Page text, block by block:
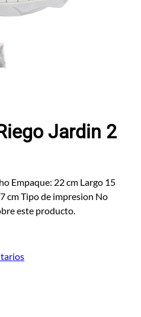
Jardin 2
Empaque: 22 cm Largo 15
cm Tipo de impresion No
este producto.